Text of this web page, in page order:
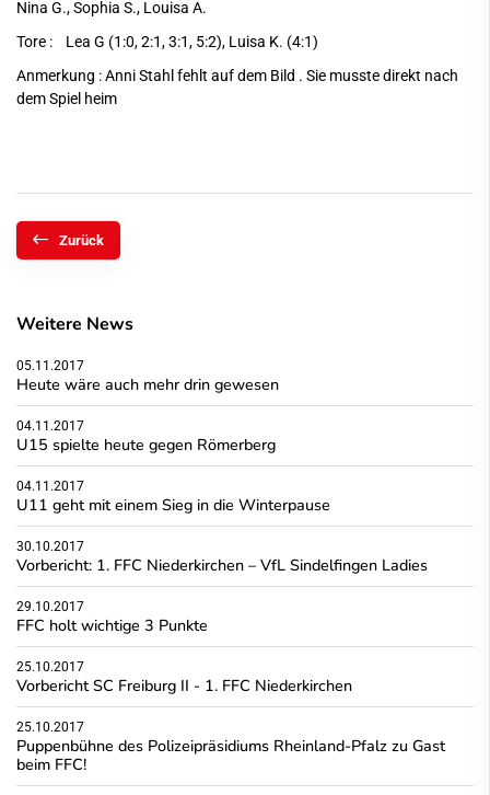
Nina G., Sophia S., Louisa A.
Tore : Lea G (1:0, 2:1, 3:1, 5:2), Luisa K. (4:1)
Anmerkung : Anni Stahl fehlt auf dem Bild . Sie musste direkt nach
dem Spiel heim
Zurück
Weitere News
05.11.2017
Heute wäre auch mehr drin gewesen
04.11.2017
U15 spielte heute gegen Römerberg
04.11.2017
U11 geht mit einem Sieg in die Winterpause
30.10.2017
Vorbericht: 1. FFC Niederkirchen – VfL Sindelfingen Ladies
29.10.2017
FFC holt wichtige 3 Punkte
25.10.2017
Vorbericht SC Freiburg II - 1. FFC Niederkirchen
25.10.2017
Puppenbühne des Polizeipräsidiums Rheinland-Pfalz zu Gast
beim FFC!